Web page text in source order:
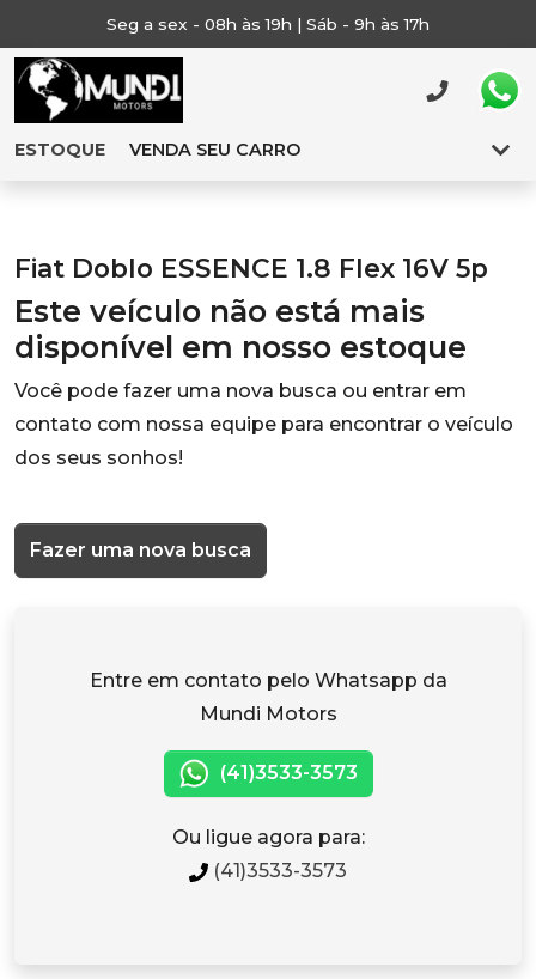
Seg a sex - 08h às 19h | Sáb - 9h às 17h
ESTOQUE VENDA SEU CARRO
Fiat Doblo ESSENCE 1.8 Flex 16V 5p
Este veículo não está mais
disponível em nosso estoque
Você pode fazer uma nova busca ou entrar em
contato com nossa equipe para encontrar o veículo
dos seus sonhos!
Fazer uma nova busca
Entre em contato pelo Whatsapp da
Mundi Motors
(41)3533-3573
Ou ligue agora para:
(41)3533-3573